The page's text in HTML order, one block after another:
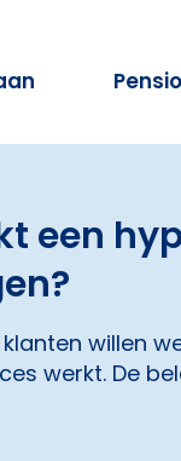
een
willen
werkt. De